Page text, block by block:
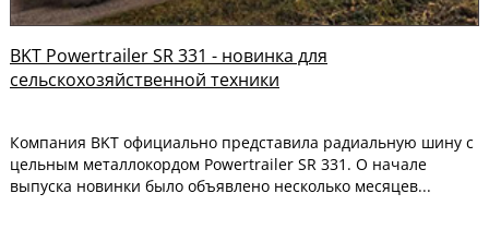
BKT Powertrailer SR 331 - новинка для
сельскохозяйственной техники
Компания BKT официально представила радиальную шину с
цельным металлокордом Powertrailer SR 331. О начале
выпуска новинки было объявлено несколько месяцев...